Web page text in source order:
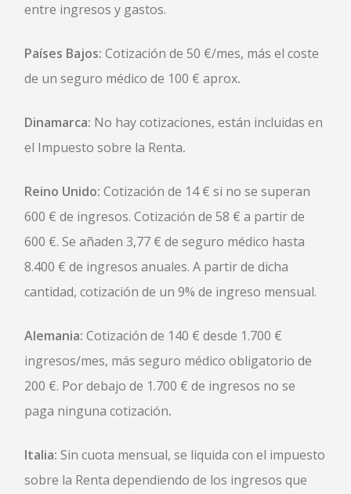
entre ingresos y gastos.
Países Bajos: Cotización de 50 €/mes, más el coste
de un seguro médico de 100 € aprox.
Dinamarca: No hay cotizaciones, están incluidas en
el Impuesto sobre la Renta.
Reino Unido: Cotización de 14 € si no se superan
600 € de ingresos. Cotización de 58 € a partir de
600 €. Se añaden 3,77 € de seguro médico hasta
8.400 € de ingresos anuales. A partir de dicha
cantidad, cotización de un 9% de ingreso mensual.
Alemania: Cotización de 140 € desde 1.700 €
ingresos/mes, más seguro médico obligatorio de
200 €. Por debajo de 1.700 € de ingresos no se
paga ninguna cotización.
Italia: Sin cuota mensual, se liquida con el impuesto
sobre la Renta dependiendo de los ingresos que